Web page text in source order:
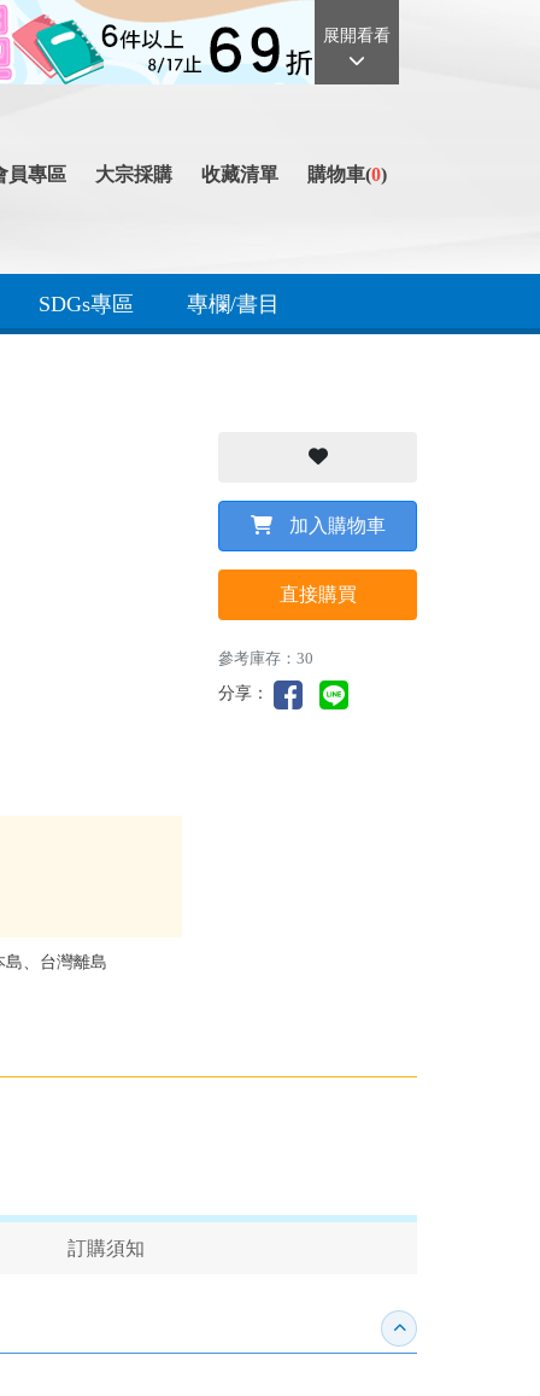
展開看看
員專區 大宗採購 收藏清單 購物車(0)
SDGs專區 專欄/書目
島、台灣離島
加入購物車
直接購買
參考庫存：30
分享：
訂購須知
收合內容簡介